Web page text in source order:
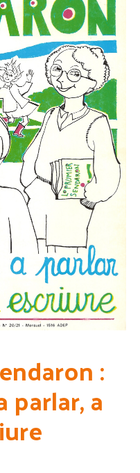
:
parlar, a